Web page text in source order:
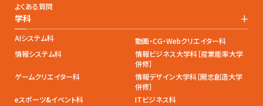
よくある質問
学科 +
AIシステム科
動画・CG・Webクリエイター科
情報システム科
情報ビジネス大学科［産業能率大学
併修］
ゲームクリエイター科
情報デザイン大学科［開志創造大学
併修］
eスポーツ&イベント科
ITビジネス科